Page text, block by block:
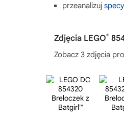
przeanalizuj
Zdjęcia LEGO®
Zobacz 3 zdjęcia